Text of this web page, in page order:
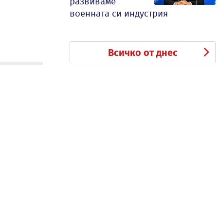
военната си индустрия
Всичко от днес